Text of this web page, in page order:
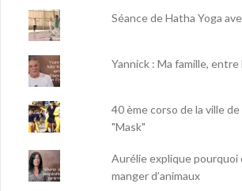
Séance de Hatha Yoga
Yannick : Ma famille,
40 ème corso de la ville
"Mask"
Aurélie explique pourquoi
manger d’animaux